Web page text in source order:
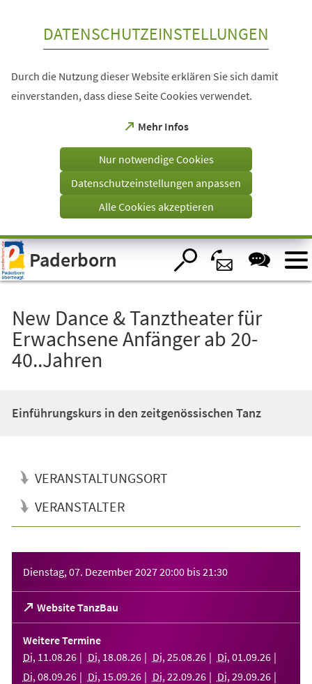
Visuelle
Assistenzsoftware
öffnen.
DATENSCHUTZEINSTELLUNGEN
Durch die Nutzung dieser Website erklären Sie sich damit
einverstanden, dass diese Seite Cookies verwendet.
Mehr Infos
(Öffnet
einem
Tab)
Nur notwendige Cookies
Datenschutzeinstellungen anpassen
Alle Cookies akzeptieren
Paderborn
New Dance & Tanztheater für
Erwachsene Anfänger ab 20-
40..Jahren
Einführungskurs in den zeitgenössischen Tanz
VERANSTALTUNGSORT
VERANSTALTER
Dienstag, 07. Dezember 202720:00 bis21:30
Website TanzBau
(Öffnet
in
einem
neuen
Tab)
Weitere Termine
Di, 11 .08.26 Di, 18.08.26 Di, 25.08.26 Di, 01 .09.26
Di, 08.09.26 Di, 15.09.26 Di, 22.09.26 Di, 29.09.26